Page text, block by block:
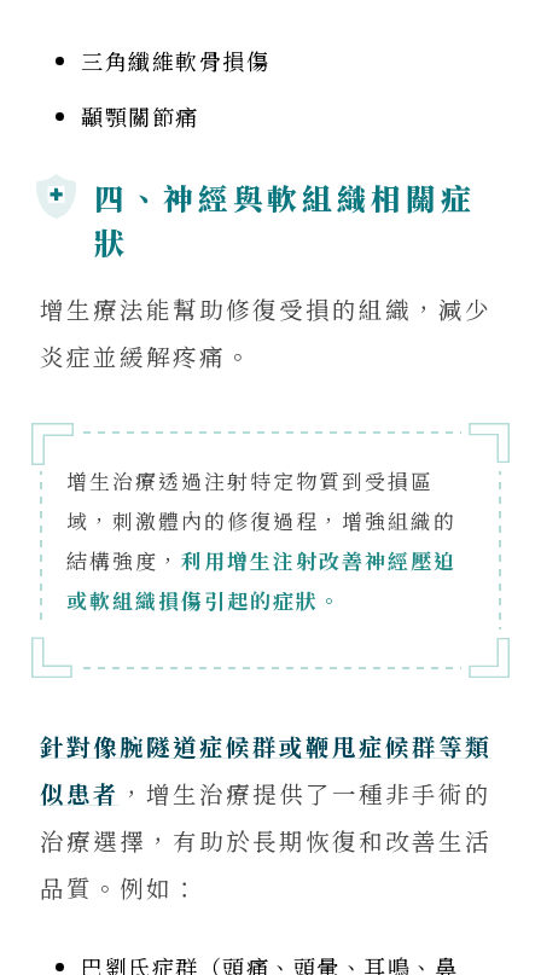
三角纖維軟骨損傷
顳顎關節痛
四、神經與軟組織相關症
狀
增生療法能幫助修復受損的組織，減少
炎症並緩解疼痛。
增生治療透過注射特定物質到受損區
域，刺激體內的修復過程，增強組織的
結構強度，利用增生注射改善神經壓迫
或軟組織損傷引起的症狀。
針對像腕隧道症候群或鞭甩症候群等類
似患者 ，增生治療提供了一種非手術的
治療選擇，有助於長期恢復和改善生活
品質。例如：
巴劉氏症群（頭痛、頭暈、耳鳴、鼻